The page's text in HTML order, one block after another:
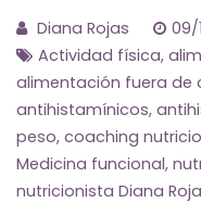
Diana Rojas 09/
Actividad física,
alimentación fuera de
antihistamínicos,
peso, coaching
Medicina funcional,
nutricionista Diana